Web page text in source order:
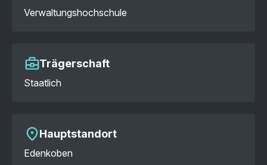
Verwaltungshochschule
Trägerschaft
Staatlich
Hauptstandort
Edenkoben